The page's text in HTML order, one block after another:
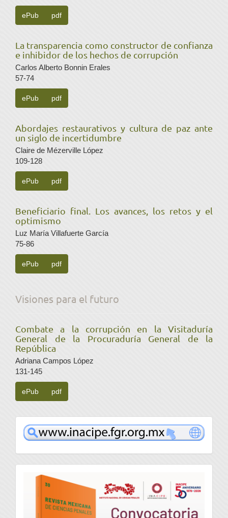
ePub pdf
La transparencia como constructor de confianza
e inhibidor de los hechos de corrupción
Carlos Alberto Bonnin Erales
57-74
ePub pdf
Abordajes restaurativos y cultura de paz ante
un siglo de incertidumbre
Claire de Mézerville López
109-128
ePub pdf
Beneficiario final. Los avances, los retos y el
optimismo
Luz María Villafuerte García
75-86
ePub pdf
Visiones para el futuro
Combate a la corrupción en la Visitaduría
General de la Procuraduría General de la
República
Adriana Campos López
131-145
ePub pdf
www
convocatoria